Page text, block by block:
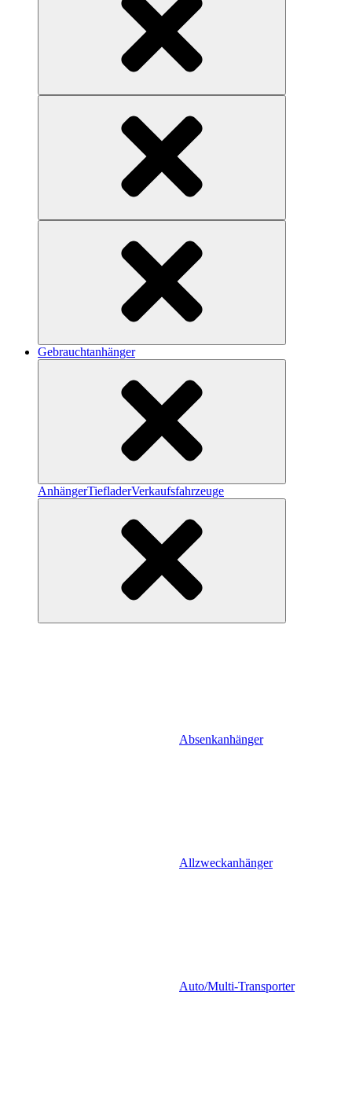
Gebrauchtanhänger
AnhängerTiefladerVerkaufsfahrzeuge
Absenkanhänger
Allzweckanhänger
Auto/Multi-Transporter